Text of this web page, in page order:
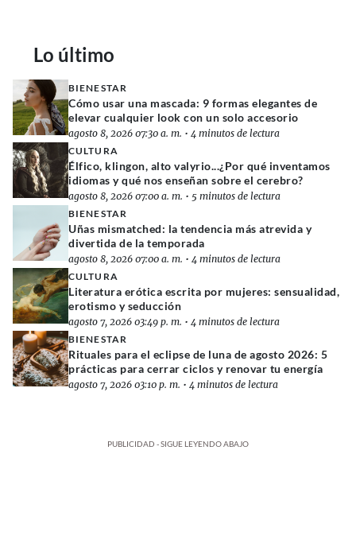
Lo último
BIENESTAR
Cómo usar una mascada: 9 formas elegantes de
elevar cualquier look con un solo accesorio
agosto 8, 2026 07:30 a. m. • 4 minutos de lectura
CULTURA
Élfico, klingon, alto valyrio...¿Por qué inventamos
idiomas y qué nos enseñan sobre el cerebro?
agosto 8, 2026 07:00 a. m. • 5 minutos de lectura
BIENESTAR
Uñas mismatched: la tendencia más atrevida y
divertida de la temporada
agosto 8, 2026 07:00 a. m. • 4 minutos de lectura
CULTURA
Literatura erótica escrita por mujeres: sensualidad,
erotismo y seducción
agosto 7, 2026 03:49 p. m. • 4 minutos de lectura
BIENESTAR
Rituales para el eclipse de luna de agosto 2026: 5
prácticas para cerrar ciclos y renovar tu energía
agosto 7, 2026 03:10 p. m. • 4 minutos de lectura
PUBLICIDAD - SIGUE LEYENDO ABAJO